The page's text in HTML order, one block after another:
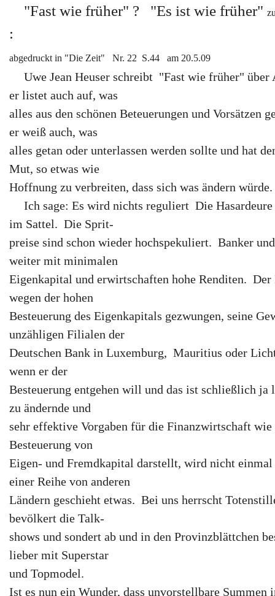
"Fast wie früher" ? "Es ist wie früher"
:
abgedruckt in "Die Zeit" Nr. 22 S.44 am 20.5.09
Uwe Jean Heuser schreibt "Fast wie früher"
er listet auch auf, was
alles aus den schönen Beteuerungen und Vorsätzen
er weiß auch, was
alles getan oder unterlassen werden sollte und hat
Mut, so etwas wie
Hoffnung zu verbreiten, dass sich was ändern würde.
Ich sage: Es wird nichts reguliert Die
im Sattel. Die Sprit-
preise sind schon wieder hochspekuliert. Banker
weiter mit minimalen
Eigenkapital und erwirtschaften hohe Renditen.
wegen der hohen
Besteuerung des Eigenkapitals gezwungen, seine
unzähligen Filialen der
Deutschen Bank in Luxemburg, Mauritius oder
wenn er der
Besteuerung entgehen will und das ist schließlich ja
zu ändernde und
sehr effektive Vorgaben für die Finanzwirtschaft wie
Besteuerung von
Eigen- und Fremdkapital darstellt, wird nicht
einer Reihe von anderen
Ländern geschieht etwas. Bei uns herrscht
bevölkert die Talk-
shows und sondert ab und in den Provinzblättchen
lieber mit Superstar
und Topmodel.
Ist es nun ein Wunder, dass unvorstellbare Summen